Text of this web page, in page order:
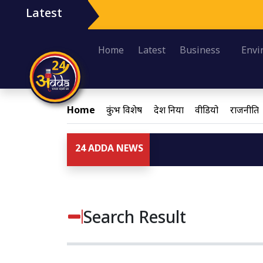
Latest
Home Latest Business
Home कुंभ विशेष देश दुनिया वीडियो राजनीति
24 ADDA NEWS
Search Result